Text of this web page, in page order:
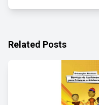
Related Posts